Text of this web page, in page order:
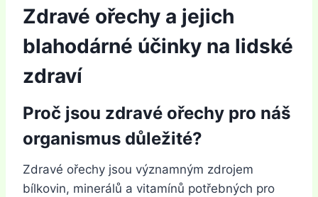
Zdravé ořechy a jejich
blahodárné účinky na lidské
zdraví
Proč jsou zdravé ořechy pro náš
organismus důležité?
Zdravé ořechy jsou významným zdrojem
bílkovin, minerálů a vitamínů potřebných pro